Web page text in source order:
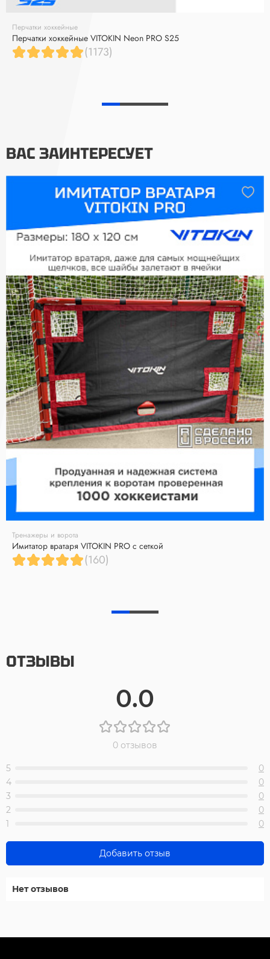
Перчатки хоккейные
Перчатки хоккейные VITOKIN Neon PRO S25
(1173)
ВАС ЗАИНТЕРЕСУЕТ
Тренажеры и ворота
Имитатор вратаря VITOKIN PRO с сеткой
(160)
ОТЗЫВЫ
0.0
0 отзывов
5
0
4
0
3
0
2
0
1
0
Добавить отзыв
Нет отзывов